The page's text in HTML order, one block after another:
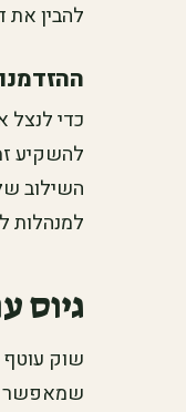
להבין את
כדי לנצל
להשקיע
השילוב
למנהלות
גיוס
שוק עוטף
שמאפשר